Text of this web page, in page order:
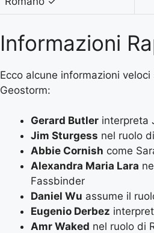
Informazioni
Ecco alcune informazioni
Geostorm:
Gerard Butler interpreta
Jim Sturgess nel ruolo
Abbie Cornish come
Alexandra Maria Lara
Fassbinder
Daniel Wu assume il
Eugenio Derbez
Amr Waked nel ruolo di